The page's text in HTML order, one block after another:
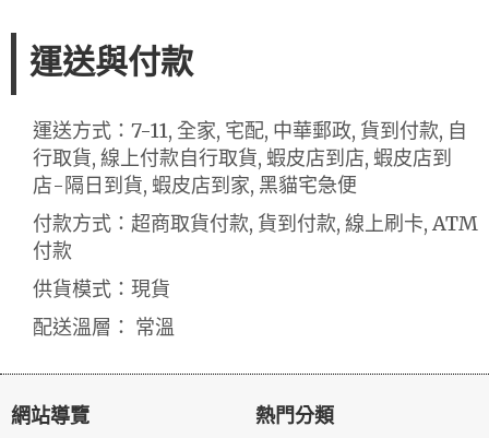
運送與付款
運送方式：7-11, 全家, 宅配, 中華郵政, 貨到付款, 自
行取貨, 線上付款自行取貨, 蝦皮店到店, 蝦皮店到
店-隔日到貨, 蝦皮店到家, 黑貓宅急便
付款方式：超商取貨付款, 貨到付款, 線上刷卡, ATM
付款
供貨模式：現貨
配送溫層： 常溫
網站導覽 熱門分類